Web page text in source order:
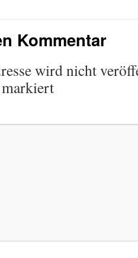
Kommentar
wird nicht
markiert